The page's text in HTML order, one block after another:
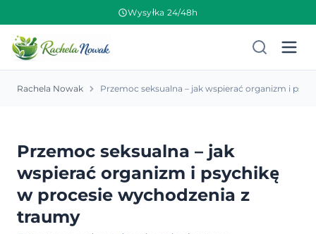
Wysyłka 24/48h
Rachela Nowak
Przemoc seksualna – jak
wspierać organizm i psychikę
w procesie wychodzenia z
traumy